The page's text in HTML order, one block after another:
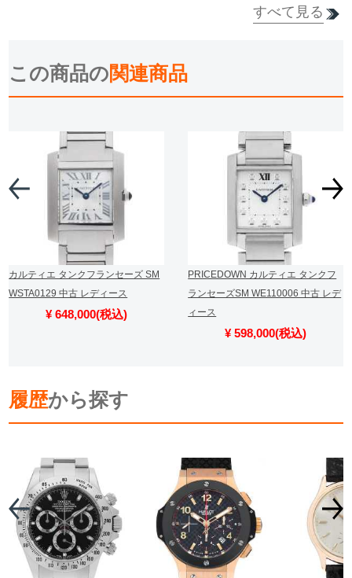
すべて見る
この商品の関連商品
カルティエ タンクフランセーズ SM
WSTA0129 中古 レディース
¥ 648,000(税込)
PRICEDOWN カルティエ タンクフ
ランセーズSM WE110006 中古 レデ
ィース
¥ 598,000(税込)
履歴から探す